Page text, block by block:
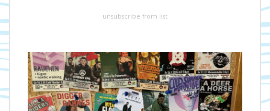
unsubscribe from list